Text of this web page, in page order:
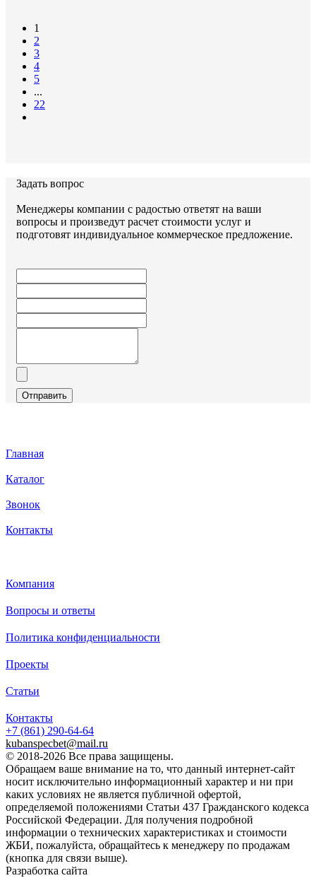
Документы:
1
2
3
4
5
...
22
Задать вопрос
Менеджеры компании с радостью ответят на ваши
вопросы и произведут расчет стоимости услуг и
подготовят индивидуальное коммерческое предложение.
Отправить
Главная
Каталог
Звонок
Контакты
Компания
Вопросы и ответы
Политика конфиденциальности
Проекты
Статьи
Контакты
+7 (861) 290-64-64
kubanspecbet@mail.ru
© 2018-2026 Все права защищены.
Обращаем ваше внимание на то, что данный интернет-сайт
носит исключительно информационный характер и ни при
каких условиях не является публичной офертой,
определяемой положениями Статьи 437 Гражданского кодекса
Российской Федерации. Для получения подробной
информации о технических характеристиках и стоимости
ЖБИ, пожалуйста, обращайтесь к менеджеру по продажам
(кнопка для связи выше).
Разработка сайта